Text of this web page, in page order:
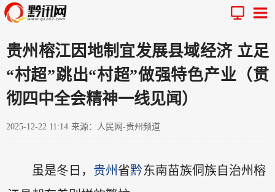
贵州榕江因地制宜发展县域经济 立足
“村超”跳出“村超”做强特色产业（贯
彻四中全会精神一线见闻）
2025-12-22 11:14 来源：人民网-贵州频道
虽是冬日， 贵州 省黔东南苗族侗族自治州榕